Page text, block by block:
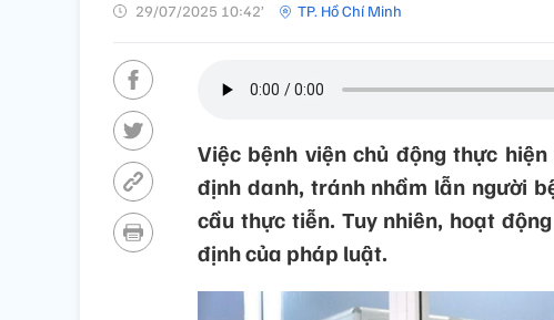
29/07/2025 10:42’ TP. Hồ Chí Minh
Việc bệnh viện chủ động thực
định danh, tránh nhầm lẫn người
cầu thực tiễn. Tuy nhiên, hoạt
định của pháp luật.